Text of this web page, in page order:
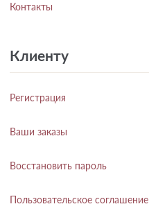
Контакты
Клиенту
Регистрация
Ваши заказы
Восстановить пароль
Пользовательское соглашение